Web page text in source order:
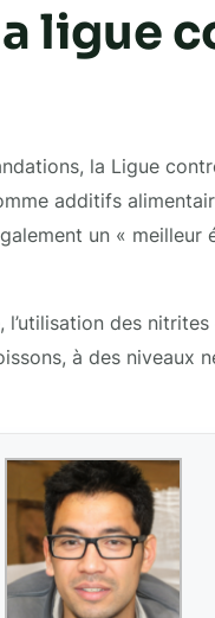
ligue
la Ligue
additifs
un «
l’utilisation des
à des niveaux